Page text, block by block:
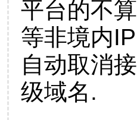
平台的不
等非境内
自动取消
级域名.